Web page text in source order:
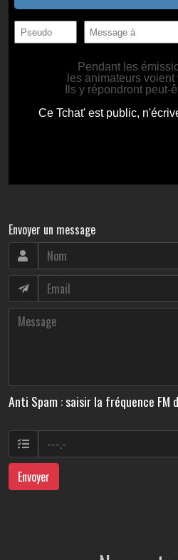
Envoyer un message
Anti Spam : saisir la fréquence FM
Envoyer